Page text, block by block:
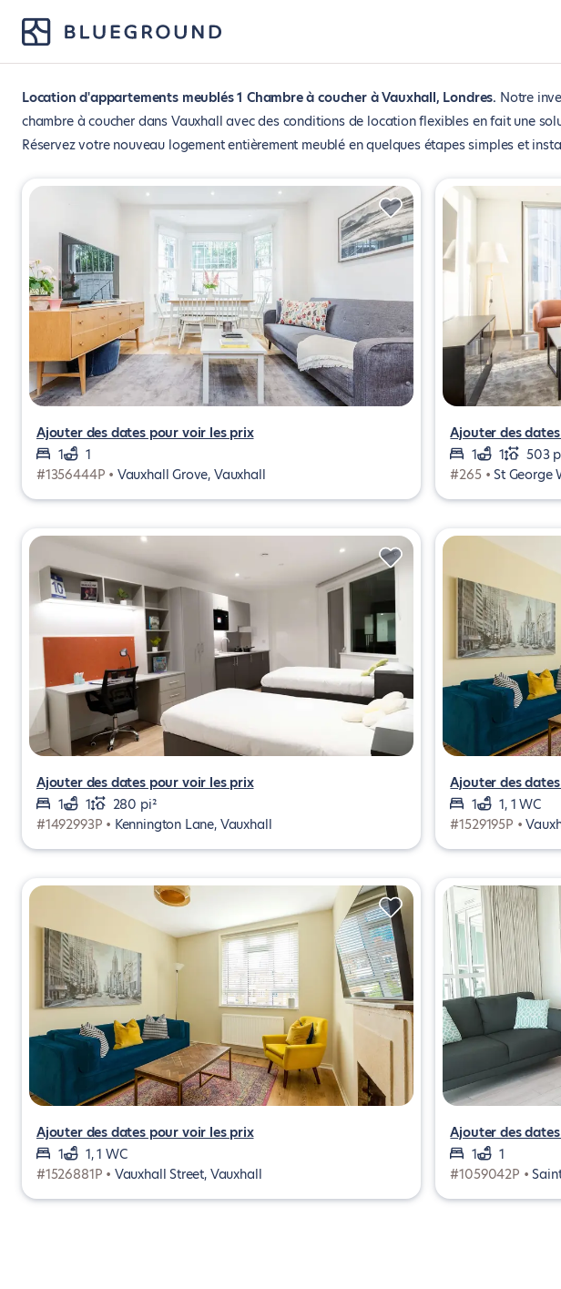
Location d'appartements meublés 1 Chambre à coucher à Vauxhall, Londres Notre
chambre à coucher dans Vauxhall avec des conditions de location flexibles en fait une
Réservez votre nouveau logement entièrement meublé en quelques étapes simples et
Ajouter des dates pour voir les prix
1
1
#1356444P • Vauxhall Grove, Vauxhall
Ajouter des
1
1
503
#265 •St George
Ajouter des dates pour voir les prix
1
1
280 pi²
#1492993P • Kennington Lane, Vauxhall
Ajouter des
1
1, 1 WC
#1529195P •
Ajouter des dates pour voir les prix
1
1, 1 WC
#1526881P • Vauxhall Street, Vauxhall
Ajouter des
1
1
#1059042P •